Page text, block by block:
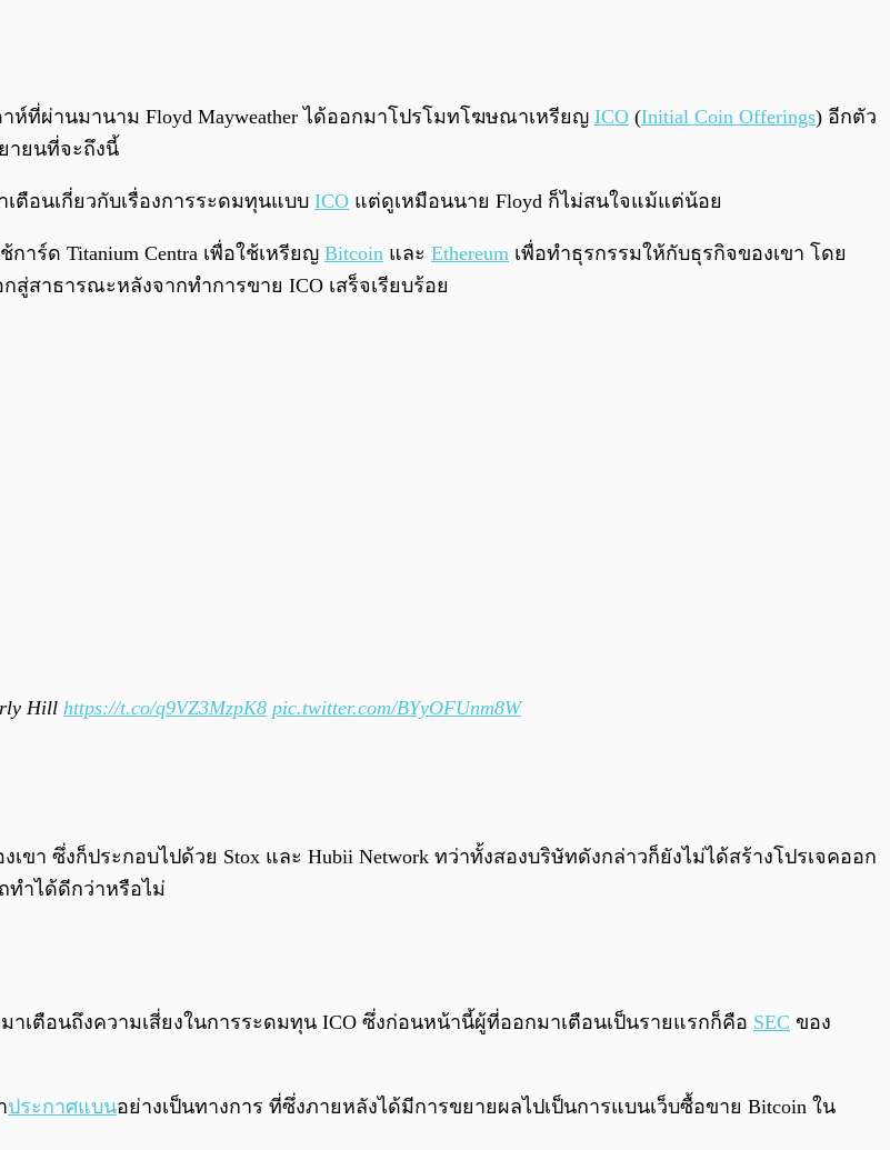
0:00/ 0:00
ห์ที่ผ่านมานาม Floyd Mayweather ได้ออกมาโปรโมทโฆษณาเหรียญ ICO (Initial Coin Offerings) อีกตัว
ายนที่จะถึงนี้
ตือนเกี่ยวกับเรื่องการระดมทุนแบบ ICO แต่ดูเหมือนนาย Floyd ก็ไม่สนใจแม้แต่น้อย
าร์ด Titanium Centra เพื่อใช้เหรียญ Bitcoin และ Ethereum เพื่อทำธุรกรรมให้กับธุรกิจของเขา โดย
กสู่สาธารณะหลังจากทำการขาย ICO เสร็จเรียบร้อย
Hill https://t.co/q9VZ3MzpK8 pic.twitter.com/BYyOFUnm8W
า ซึ่งก็ประกอบไปด้วย Stox และ Hubii Network ทว่าทั้งสองบริษัทดังกล่าวก็ยังไม่ได้สร้างโปรเจคออก
ทำได้ดีกว่าหรือไม่
ตือนถึงความเสี่ยงในการระดมทุน ICO ซึ่งก่อนหน้านี้ผู้ที่ออกมาเตือนเป็นรายแรกก็คือ SEC ของ
ประกาศแบนอย่างเป็นทางการ ที่ซึ่งภายหลังได้มีการขยายผลไปเป็นการแบนเว็บซื้อขาย Bitcoin ใน